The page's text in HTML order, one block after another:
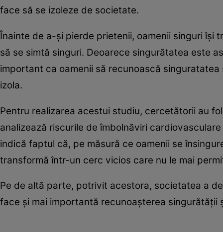
face să se izoleze de societate.
Înainte de a-şi pierde prietenii, oamenii singuri îşi
să se simtă singuri. Deoarece singurătatea este
important ca oamenii să recunoască
izola.
Pentru realizarea acestui studiu, cercetătorii au
analizează riscurile de îmbolnăviri
indică faptul că, pe măsură ce oamenii se
transformă într-un cerc vicios care nu le mai
Pe de altă parte, potrivit acestora, societatea a
face şi mai importantă recunoaşterea singurătăţii